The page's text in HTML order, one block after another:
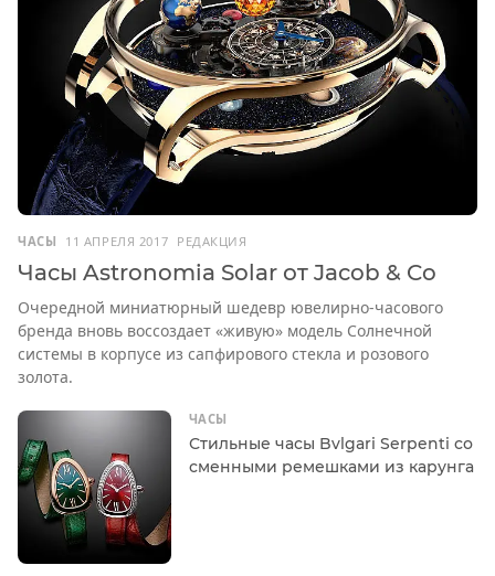
ЧАСЫ 11 АПРЕЛЯ 2017 РЕДАКЦИЯ
Часы Astronomia Solar от Jacob & Co
Очередной миниатюрный шедевр ювелирно-часового
бренда вновь воссоздает «живую» модель Солнечной
системы в корпусе из сапфирового стекла и розового
золота.
ЧАСЫ
Стильные часы Bvlgari Serpenti со
сменными ремешками из карунга